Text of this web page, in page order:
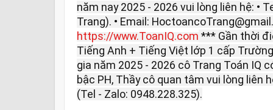
năm nay 2025 - 2026 vui lòng liên hệ: •
Trang). • Email:
https://www.ToanIQ.com *** Gần thời
Tiếng Anh + Tiếng Việt lớp 1 cấp
gia năm 2025 - 2026 cô Trang Toán IQ
bậc PH, Thầy cô quan tâm vui lòng liên
(Tel - Zalo: 0948.228.325).